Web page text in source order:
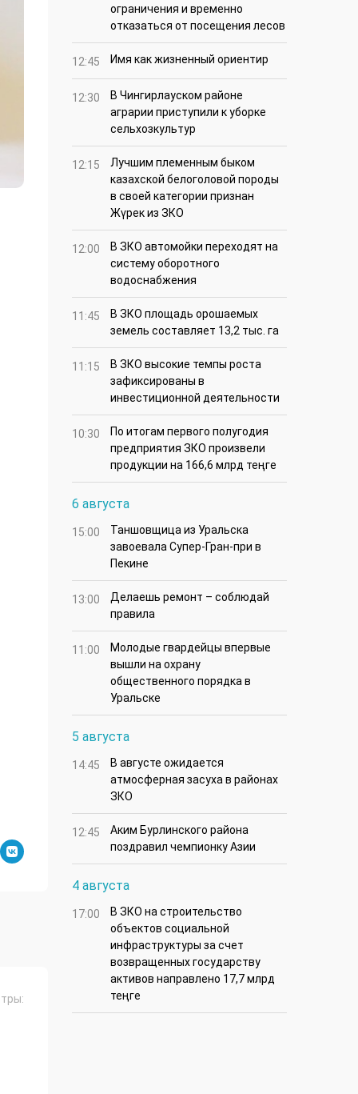
ограничения и временно
отказаться от посещения лесов
12:45 Имя как жизненный ориентир
12:30
В Чингирлауском районе
аграрии приступили к уборке
сельхозкультур
12:15
Лучшим племенным быком
казахской белоголовой породы
в своей категории признан
Жүрек из ЗКО
12:00
В ЗКО автомойки переходят на
систему оборотного
водоснабжения
11:45
В ЗКО площадь орошаемых
земель составляет 13,2 тыс. га
11:15
В ЗКО высокие темпы роста
зафиксированы в
инвестиционной деятельности
10:30
По итогам первого полугодия
предприятия ЗКО произвели
продукции на 166,6 млрд теңге
6 августа
15:00
Таншовщица из Уральска
завоевала Супер-Гран-при в
Пекине
13:00
Делаешь ремонт – соблюдай
правила
11:00
Молодые гвардейцы впервые
вышли на охрану
общественного порядка в
Уральске
5 августа
14:45
В августе ожидается
атмосферная засуха в районах
ЗКО
12:45
Аким Бурлинского района
поздравил чемпионку Азии
4 августа
17:00
В ЗКО на строительство
объектов социальной
инфраструктуры за счет
возвращенных государству
активов направлено 17,7 млрд
теңге